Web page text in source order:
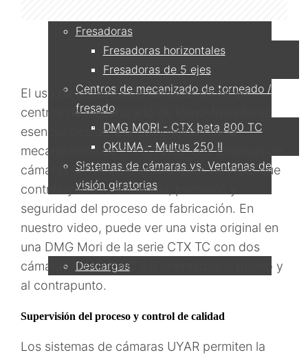
Fresadoras
Fresadoras horizontales
Fresadoras de 5 ejes
Centros de mecanizado de torneado /
fresado
DMG MORI - CTX beta 800 TC
OKUMA - Multus 250 II
Sistemas de cámaras vs. Ventanas de
visión giratorias
Servicio
Descargas
El uso de sistemas de cámaras UYAR en
centros de mecanizado de torno-fresado es
esencial debido a la complejidad de la
mecanización de 5 o 6 caras. Los sistemas de
cámaras UYAR ofrecen múltiples ventajas que
contribuyen a la eficiencia, precisión y
seguridad del proceso de fabricación. En
nuestro video, puede ver una vista original en
una DMG Mori de la serie CTX TC con dos
cámaras UYAR RWC 2.0 orientadas al husillo y
al contrapunto.
Supervisión del proceso y control de calidad
Los sistemas de cámaras UYAR permiten la